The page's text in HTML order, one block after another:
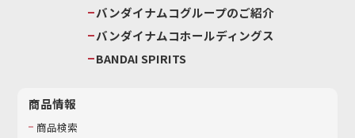
バンダイナムコグループのご紹介
バンダイナムコホールディングス
BANDAI SPIRITS
商品情報
商品検索